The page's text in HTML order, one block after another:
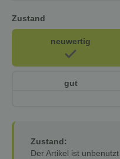
Zustand
neuwertig
gut
Zustand:
Der Artikel ist